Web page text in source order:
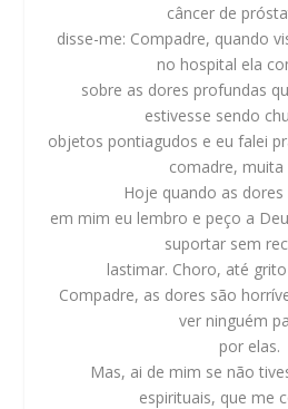
câncer de
disse-me: Compadre, quando
no hospital ela
sobre as dores profundas
estivesse sendo
objetos pontiagudos e eu falei
comadre, muita
Hoje quando as
em mim eu lembro e peço a
suportar sem
lastimar. Choro, até
Compadre, as dores são
ver ninguém
por elas.
Mas, ai de mim se não
espirituais, que me